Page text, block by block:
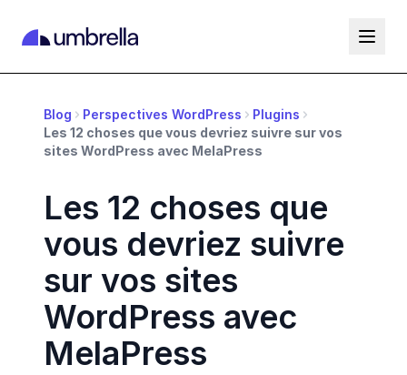
Blog Perspectives WordPress
Plugins
Les 12 choses que vous devriez suivre sur vos
sites WordPress avec MelaPress
Les 12 choses que
vous devriez suivre
sur vos sites
WordPress avec
MelaPress